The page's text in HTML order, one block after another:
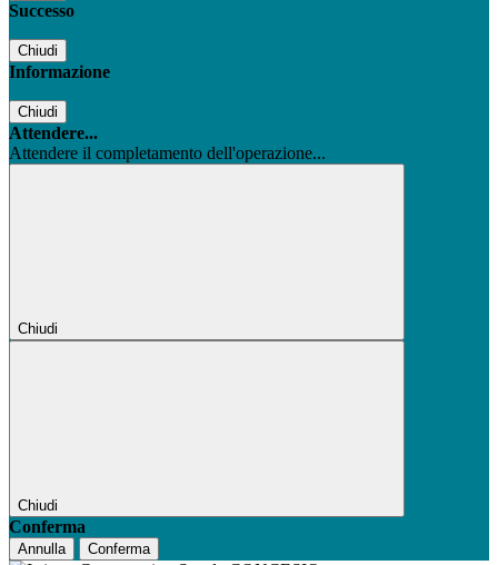
Successo
Chiudi
Informazione
Chiudi
Attendere...
Attendere il completamento dell'operazione...
Chiudi
Chiudi
Conferma
Annulla Conferma